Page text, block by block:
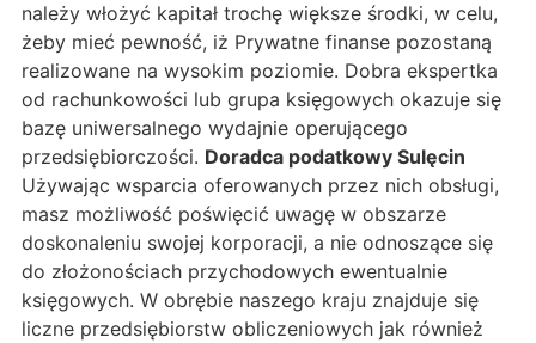
należy włożyć kapitał trochę większe środki, w celu,
żeby mieć pewność, iż Prywatne finanse pozostaną
realizowane na wysokim poziomie. Dobra ekspertka
od rachunkowości lub grupa księgowych okazuje się
bazę uniwersalnego wydajnie operującego
przedsiębiorczości. Doradca podatkowy Sulęcin
Używając wsparcia oferowanych przez nich obsługi,
masz możliwość poświęcić uwagę w obszarze
doskonaleniu swojej korporacji, a nie odnoszące się
do złożonościach przychodowych ewentualnie
księgowych. W obrębie naszego kraju znajduje się
liczne przedsiębiorstw obliczeniowych jak również